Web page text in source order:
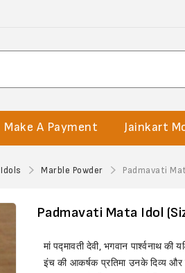
Make A Payment Jainkart
Idols Marble Powder Padmavati
Padmavati Mata Idol
मां पद्मावती देवी, भगवान पार्श्वनाथ
इंच की आकर्षक प्रतिमा उनके दिव्य और